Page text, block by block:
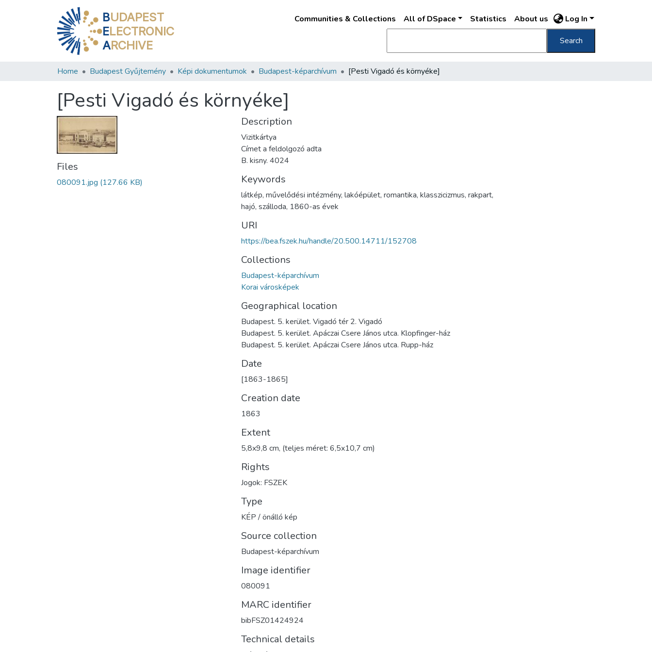
BUDAPEST
ELECTRONIC
ARCHIVE
Communities & Collections All of DSpace Statistics About us Log In
Search
Home Budapest Gyűjtemény Képi dokumentumok Budapest-képarchívum [Pesti Vigadó és környéke]
[Pesti Vigadó és környéke]
Files
080091.jpg (127.66 KB)
Description
Vizitkártya
Címet a feldolgozó adta
B. kisny. 4024
Keywords
látkép, művelődési intézmény, lakóépület, romantika, klasszicizmus, rakpart,
hajó, szálloda, 1860-as évek
URI
https://bea.fszek.hu/handle/20.500.14711/152708
Collections
Budapest-képarchívum
Korai városképek
Geographical location
Budapest. 5. kerület. Vigadó tér 2. Vigadó
Budapest. 5. kerület. Apáczai Csere János utca. Klopfinger-ház
Budapest. 5. kerület. Apáczai Csere János utca. Rupp-ház
Date
[1863-1865]
Creation date
1863
Extent
5,8x9,8 cm, (teljes méret: 6,5x10,7 cm)
Rights
Jogok: FSZEK
Type
KÉP / önálló kép
Source collection
Budapest-képarchívum
Image identifier
080091
MARC identifier
bibFSZ01424924
Technical details